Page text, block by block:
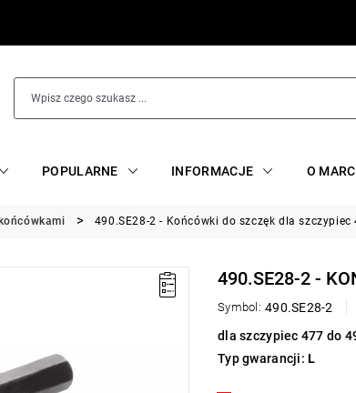
POPULARNE INFORMACJE O
490.SE28-2 - Końcówki do szczęk dla szczypiec
490.SE28-2 -
Symbol: 490.SE28-2
dla szczypiec 477 do
Typ gwarancji:L